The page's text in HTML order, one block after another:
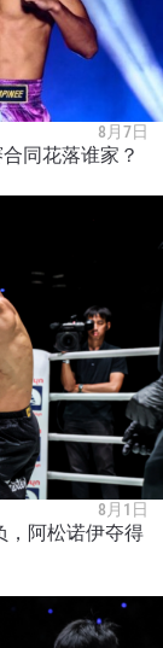
8月7日
同花落谁家？
8月1日
，阿松诺伊夺得
得权限了
获得直播
同意我们
您的信息。
。